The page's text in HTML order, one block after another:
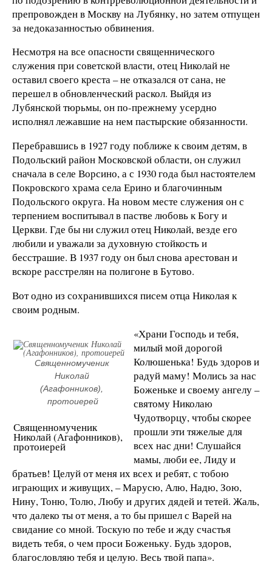
препровожден в Москву на Лубянку, но затем отпущен
за недоказанностью обвинения.
Несмотря на все опасности священнического
служения при советской власти, отец Николай не
оставил своего креста – не отказался от сана, не
перешел в обновленческий раскол. Выйдя из
Лубянской тюрьмы, он по-прежнему усердно
исполнял лежавшие на нем пастырские обязанности.
Перебравшись в 1927 году поближе к своим детям, в
Подольский район Московской области, он служил
сначала в селе Ворсино, а с 1930 года был настоятелем
Покровского храма села Ерино и благочинным
Подольского округа. На новом месте служения он с
терпением воспитывал в пастве любовь к Богу и
Церкви. Где бы ни служил отец Николай, везде его
любили и уважали за духовную стойкость и
бесстрашие. В 1937 году он был снова арестован и
вскоре расстрелян на полигоне в Бутово.
Вот одно из сохранившихся писем отца Николая к
своим родным.
Священномученик
Николай
(Агафонников),
протоиерей
Священномученик
Николай (Агафонников),
протоиерей
«Храни Господь и тебя,
милый мой дорогой
Колюшенька! Будь здоров и
радуй маму! Молись за нас
Боженьке и своему ангелу –
святому Николаю
Чудотворцу, чтобы скорее
прошли эти тяжелые для
всех нас дни! Слушайся
мамы, люби ее, Лиду и
братьев! Целуй от меня их всех и ребят, с тобою
играющих и живущих, – Марусю, Алю, Надю, Зою,
Нину, Тоню, Толю, Любу и других дядей и тетей. Жаль,
что далеко ты от меня, а то бы пришел с Варей на
свидание со мной. Тоскую по тебе и жду счастья
видеть тебя, о чем проси Боженьку. Будь здоров,
благословляю тебя и целую. Весь твой папа».